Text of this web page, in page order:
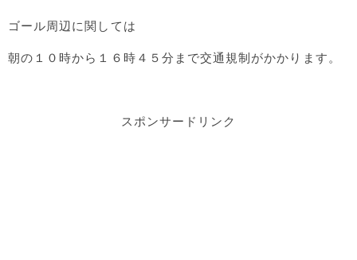
ゴール周辺に関しては
朝の１０時から１６時４５分まで交通規制がかかります。
スポンサードリンク